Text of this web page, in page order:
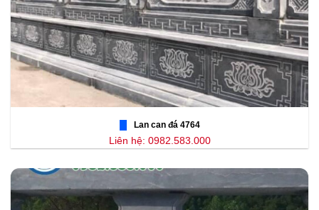
Lan can đá 4764
Liên hệ: 0982.583.000